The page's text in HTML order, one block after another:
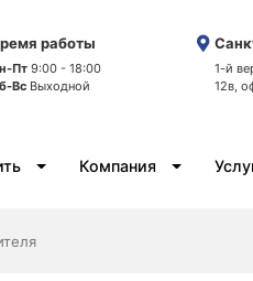
работы
Пт 9:00 - 18:00
Вс Выходной
1-й
12в,
Компания